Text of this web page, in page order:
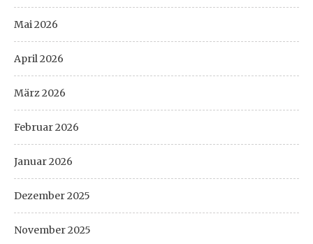
Mai 2026
April 2026
März 2026
Februar 2026
Januar 2026
Dezember 2025
November 2025